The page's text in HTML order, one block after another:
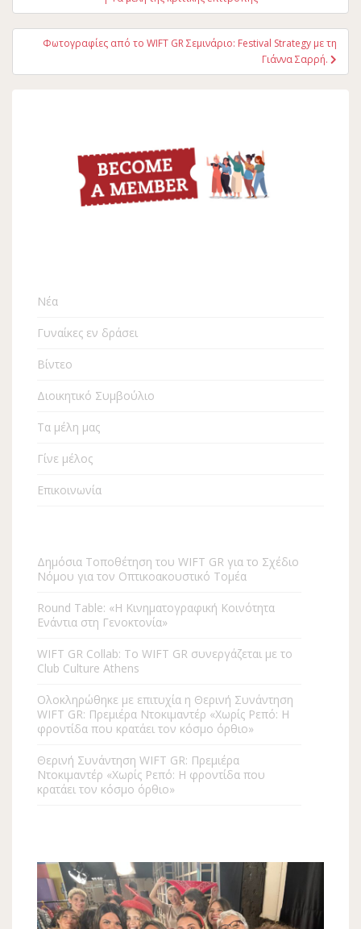
Φωτογραφίες από το WIFT GR Σεμινάριο: Festival Strategy με τη
Γιάννα Σαρρή.
Νέα
Γυναίκες εν δράσει
Βίντεο
Διοικητικό Συμβούλιο
Τα μέλη μας
Γίνε μέλος
Επικοινωνία
Δημόσια Τοποθέτηση του WIFT GR για το Σχέδιο
Νόμου για τον Οπτικοακουστικό Τομέα
Round Table: «Η Kινηματογραφική Κοινότητα
Ενάντια στη Γενοκτονία»
WIFT GR Collab: To WIFT GR συνεργάζεται με το
Club Culture Athens
Ολοκληρώθηκε με επιτυχία η Θερινή Συνάντηση
WIFT GR: Πρεμιέρα Ντοκιμαντέρ «Χωρίς Ρεπό: Η
φροντίδα που κρατάει τον κόσμο όρθιο»
Θερινή Συνάντηση WIFT GR: Πρεμιέρα
Ντοκιμαντέρ «Χωρίς Ρεπό: Η φροντίδα που
κρατάει τον κόσμο όρθιο»